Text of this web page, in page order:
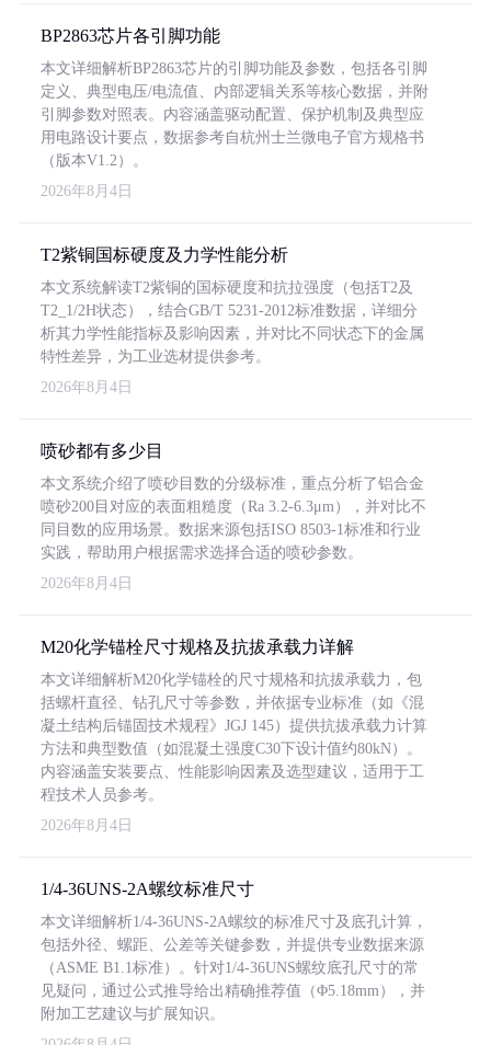
BP2863芯片各引脚功能
本文详细解析BP2863芯片的引脚功能及参数，包括各引脚
定义、典型电压/电流值、内部逻辑关系等核心数据，并附
引脚参数对照表。内容涵盖驱动配置、保护机制及典型应
用电路设计要点，数据参考自杭州士兰微电子官方规格书
（版本V1.2）。
2026年8月4日
T2紫铜国标硬度及力学性能分析
本文系统解读T2紫铜的国标硬度和抗拉强度（包括T2及
T2_1/2H状态），结合GB/T 5231-2012标准数据，详细分
析其力学性能指标及影响因素，并对比不同状态下的金属
特性差异，为工业选材提供参考。
2026年8月4日
喷砂都有多少目
本文系统介绍了喷砂目数的分级标准，重点分析了铝合金
喷砂200目对应的表面粗糙度（Ra 3.2-6.3μm），并对比不
同目数的应用场景。数据来源包括ISO 8503-1标准和行业
实践，帮助用户根据需求选择合适的喷砂参数。
2026年8月4日
M20化学锚栓尺寸规格及抗拔承载力详解
本文详细解析M20化学锚栓的尺寸规格和抗拔承载力，包
括螺杆直径、钻孔尺寸等参数，并依据专业标准（如《混
凝土结构后锚固技术规程》JGJ 145）提供抗拔承载力计算
方法和典型数值（如混凝土强度C30下设计值约80kN）。
内容涵盖安装要点、性能影响因素及选型建议，适用于工
程技术人员参考。
2026年8月4日
1/4-36UNS-2A螺纹标准尺寸
本文详细解析1/4-36UNS-2A螺纹的标准尺寸及底孔计算，
包括外径、螺距、公差等关键参数，并提供专业数据来源
（ASME B1.1标准）。针对1/4-36UNS螺纹底孔尺寸的常
见疑问，通过公式推导给出精确推荐值（Φ5.18mm），并
附加工艺建议与扩展知识。